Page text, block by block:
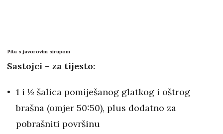
Pita s javorovim sirupom
Sastojci – za tijesto:
1 i ½ šalica pomiješanog glatkog i oštrog
brašna (omjer 50:50), plus dodatno za
pobrašniti površinu